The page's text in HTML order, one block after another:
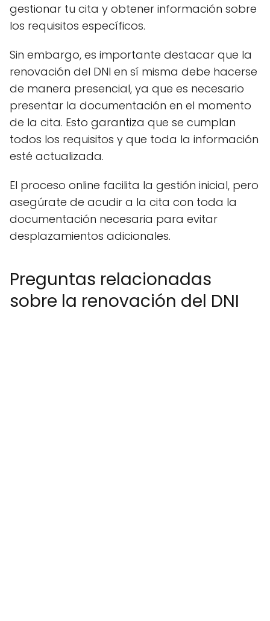
gestionar tu cita y obtener información sobre
los requisitos específicos.
Sin embargo, es importante destacar que la
renovación del DNI en sí misma debe hacerse
de manera presencial, ya que es necesario
presentar la documentación en el momento
de la cita. Esto garantiza que se cumplan
todos los requisitos y que toda la información
esté actualizada.
El proceso online facilita la gestión inicial, pero
asegúrate de acudir a la cita con toda la
documentación necesaria para evitar
desplazamientos adicionales.
Preguntas relacionadas
sobre la renovación del DNI